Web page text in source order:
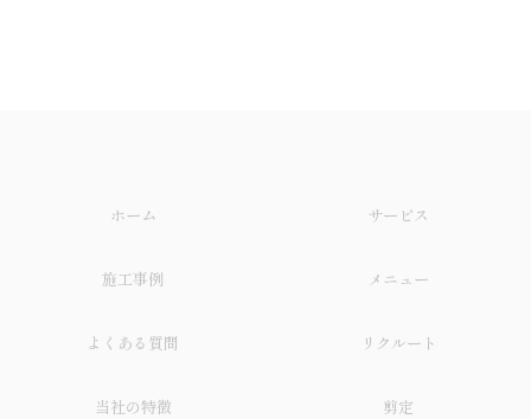
ホーム サービス
施工事例 メニュー
よくある質問 リクルート
当社の特徴 剪定